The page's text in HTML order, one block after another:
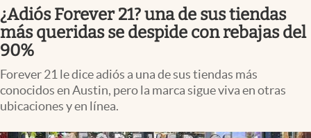
Espiritual
Streaming
PC y mobile
Lifestyle
¿Adiós Forever 21? una de sus tiendas
más queridas se despide con rebajas del
90%
Forever 21 le dice adiós a una de sus tiendas más
conocidos en Austin, pero la marca sigue viva en otras
ubicaciones y en línea.